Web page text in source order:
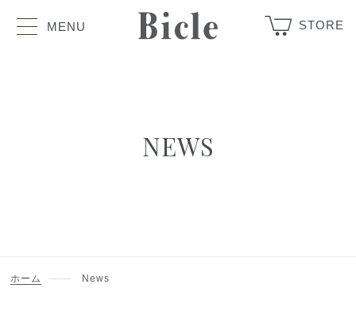
STORE
MENU
NEWS
ホーム News